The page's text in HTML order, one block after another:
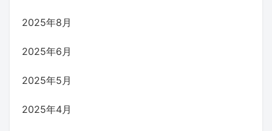
2025年8月
2025年6月
2025年5月
2025年4月